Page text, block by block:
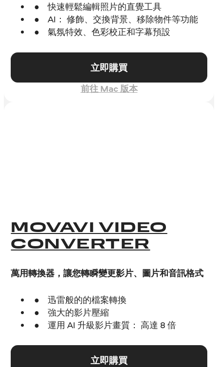
快速輕鬆編輯照片的直覺工具
AI： 修飾、交換背景、移除物件等功能
氣氛特效、色彩校正和字幕預設
立即購買
前往 Mac 版本
MOVAVI VIDEO
CONVERTER
萬用轉換器，讓您轉瞬變更影片、圖片和音訊格式
迅雷般的的檔案轉換
強大的影片壓縮
運用 AI 升級影片畫質： 高達 8 倍
立即購買